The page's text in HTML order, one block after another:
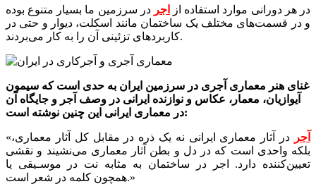
در هر دورانی موارد استفاده از اجر در سرزمین ما بسیار متنوع بوده
و در قسمت‌های مختلف یک ساختمان مانند اسکلت، دیوار و حتی در
کاربردهای تزئینی آن را به کار می‌بردند.
غنای هنر معماری آجری در سرزمین ایران به حدی است که سیمون
آیوازیان، معمار، عکاس و نوازنده ایرانی در وصف آجر و جایگاه آن
در معماری ایرانی این چنین نوشته است:
« آجر
در آثار معماری ایرانی نه یک ذره در مقابل کل آثار معماری،
بلکه واحدی است که در دل و بطن آثار معماری می‌نشیند و نقشی
تعیین‌کننده دارد. اجر در ساختمان به مثابه نت در موسـیقی یا
همچون کلمه در شعر است.»